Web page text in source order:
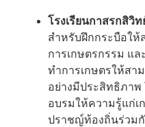
โรงเรียนกาสรกสิวิ
สำหรับฝึกกระบือให้
การเกษตรกรรม แ
ทำการเกษตรให้สา
อย่างมีประสิทธิภาพ
อบรมให้ความรู้แก่เ
ปราชญ์ท้องถิ่นร่วม